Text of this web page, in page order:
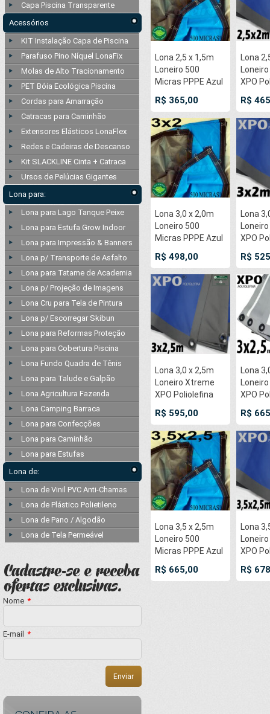
Capa Piscina Transparente
Acessórios
KIT Instalação Capa de Piscina
Parafuso Pino Níquel LonaFix
Molas de Alto Tracionamento
PET Bóia Ecológica Piscina
Cordas para Amarração
Catracas para Caminhão
Extensores Elásticos LonaFlex
Redes e Cadeiras de Descanso
Kit SLACKLINE Cinta + Catraca
Ursos de Pelúcias Gigantes
Lona para:
Lona para Lago Tanque Peixe
Lona para Estufa Grow Indoor
Lona para Impressão & Banners
Lona p/ Transporte de Asfalto
Lona para Tatame de Academia
Lona p/ Projeção de Imagens
Lona Cru para Tela de Pintura
Lona p/ Escorregar Skibun
Lona para Reformas Proteção
Lona para Cobertura Piscina
Lona Fundo Quadra de Tênis
Lona para Talude e Galpão
Lona Agricultura Fazenda
Lona Camping Barraca
Lona para Confecções
Lona para Caminhão
Lona para Estufas
Lona de:
Lona de Vinil PVC Anti-Chamas
Lona de Plástico Polietileno
Lona de Pano / Algodão
Lona de Tela Permeável
Nome *
E-mail *
Lona 2,5 x 1,5m
Loneiro 500
Micras PPPE Azul
argolas 'D' INOX a
cada 50cm
R$ 365,00
Lona
XPO
Cinza
50cm
R$
Lona 3,0 x 2,0m
Loneiro 500
Micras PPPE Azul
argolas 'D' INOX a
cada 50cm
R$ 498,00
Lona
XPO
Cinza
50cm
R$
Lona 3,0 x 2,5m
Loneiro Xtreme
XPO Poliolefina
Industrial Azul
Cinza Anti-
Chamas
Impermeável Ilhós
soldado por
Ultrassom a cada
50cm
R$ 595,00
Lona
XPO
Prata
50cm
R$
Lona 3,5 x 2,5m
Loneiro 500
Micras PPPE Azul
argolas 'D' INOX a
R$ 665,00
Lona
XPO
R$